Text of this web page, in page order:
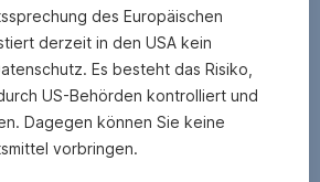
des Europäischen
derzeit in den USA kein
Es besteht das Risiko,
US-Behörden kontrolliert und
Dagegen können Sie keine
vorbringen.